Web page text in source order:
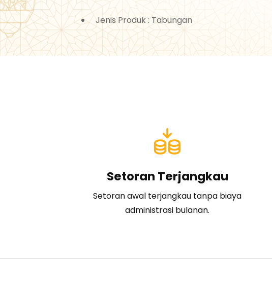
Jenis Produk : Tabungan
Setoran Terjangkau
Setoran awal terjangkau tanpa biaya
administrasi bulanan.